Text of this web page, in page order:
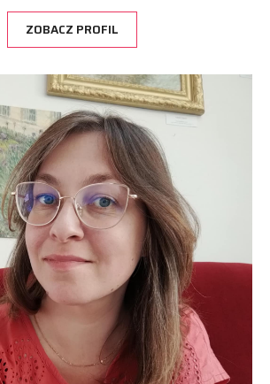
ZOBACZ PROFIL